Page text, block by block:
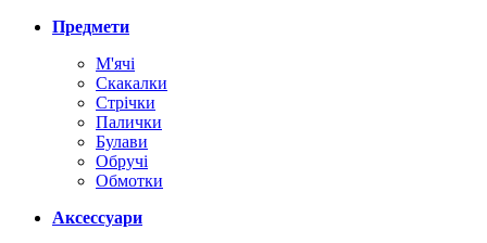
Предмети
М'ячі
Скакалки
Стрічки
Палички
Булави
Обручі
Обмотки
Аксессуари